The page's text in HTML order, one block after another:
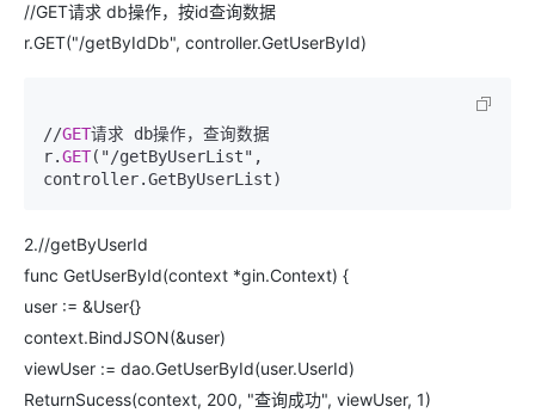
//GET请求 db操作，按id查询数据
r.GET("/getByIdDb", controller.GetUserById)
//GET请求 db操作，查询数据
r.GET("/getByUserList",
2.//getByUserId
func GetUserById(context *gin.Context) {
user := &User{}
context.BindJSON(&user)
viewUser := dao.GetUserById(user.UserId)
ReturnSucess(context, 200, "查询成功", viewUser, 1)